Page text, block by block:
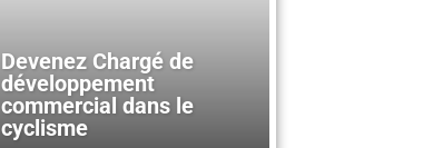
Devenez Chargé de
développement
commercial dans le
cyclisme